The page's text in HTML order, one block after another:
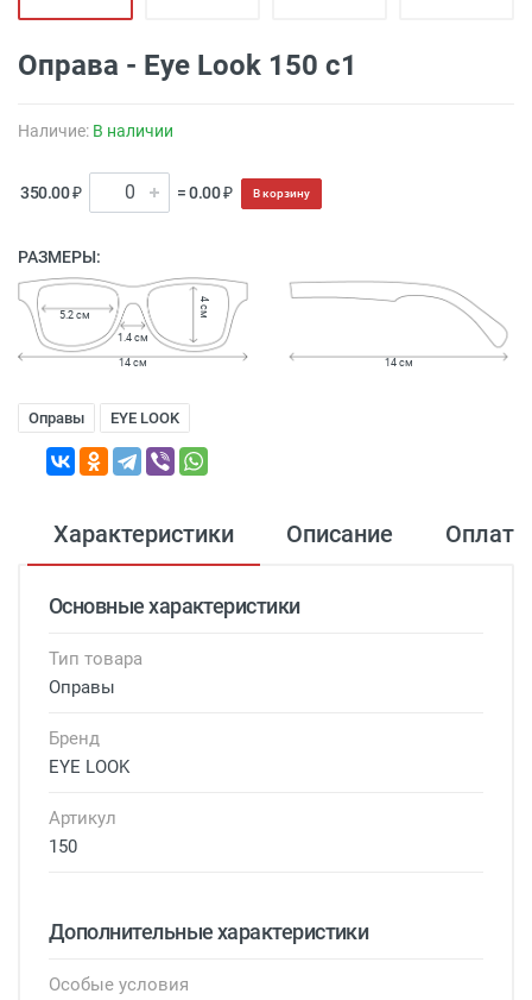
Оправа - Eye Look 150 c1
Наличие: В наличии
350.00 ₽ = 0.00 ₽ В корзину
РАЗМЕРЫ:
1.4 см
5.2 см 4 см
14 см 14 см
Оправы EYE LOOK
Характеристики Описание Оплата
Основные характеристики
Тип товара
Оправы
Бренд
EYE LOOK
Артикул
150
Дополнительные характеристики
Особые условия